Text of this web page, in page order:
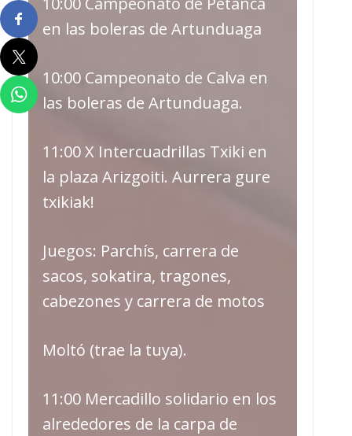
en las boleras de Artunduaga
10:00 Campeonato de Calva en
las boleras de Artunduaga.
11:00 X Intercuadrillas Txiki en
la plaza Arizgoiti. Aurrera gure
txikiak!
Juegos: Parchís, carrera de
sacos, sokatira, tragones,
cabezones y carrera de motos
Moltó (trae la tuya).
11:00 Mercadillo solidario en los
alrededores de la carpa de